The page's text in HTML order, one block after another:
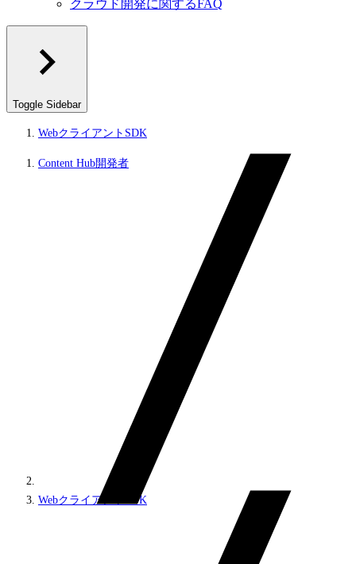
クラウド開発に関するFAQ
Toggle Sidebar
WebクライアントSDK
Content Hub開発者
WebクライアントSDK